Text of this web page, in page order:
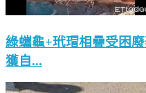
綠蠵龜+玳瑁相疊受困
獲自...